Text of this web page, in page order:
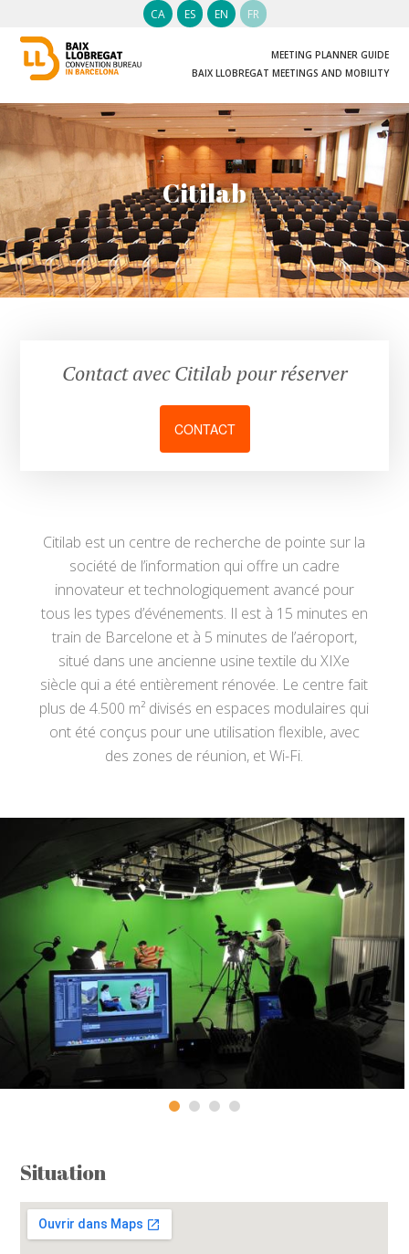
MEETING PLANNER GUIDE
BAIX LLOBREGAT MEETINGS AND MOBILITY
CA ES EN FR
Citilab
Contact avec Citilab pour réserver
CONTACT
Citilab est un centre de recherche de pointe sur la
société de l’information qui offre un cadre
innovateur et technologiquement avancé pour
tous les types d’événements. Il est à 15 minutes en
train de Barcelone et à 5 minutes de l’aéroport,
situé dans une ancienne usine textile du XIXe
siècle qui a été entièrement rénovée. Le centre fait
plus de 4.500 m² divisés en espaces modulaires qui
ont été conçus pour une utilisation flexible, avec
des zones de réunion, et Wi-Fi.
Situation